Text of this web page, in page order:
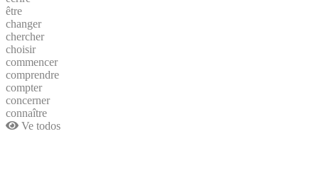
être
changer
chercher
choisir
commencer
comprendre
compter
concerner
connaître
Ve todos